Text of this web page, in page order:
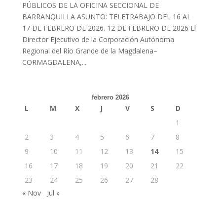
PÚBLICOS DE LA OFICINA SECCIONAL DE
BARRANQUILLA ASUNTO: TELETRABAJO DEL 16 AL
17 DE FEBRERO DE 2026. 12 DE FEBRERO DE 2026 El
Director Ejecutivo de la Corporación Autónoma
Regional del Río Grande de la Magdalena–
CORMAGDALENA,...
febrero 2026
L M X J V S
D
1
2
3 4 5 6 7
8
9
10 11 12 13 14
15
16
17 18 19 20 21
22
23
24 25 26 27
28
« Nov
Jul »